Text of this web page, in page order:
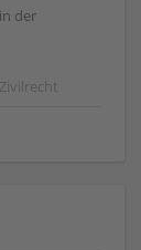
der